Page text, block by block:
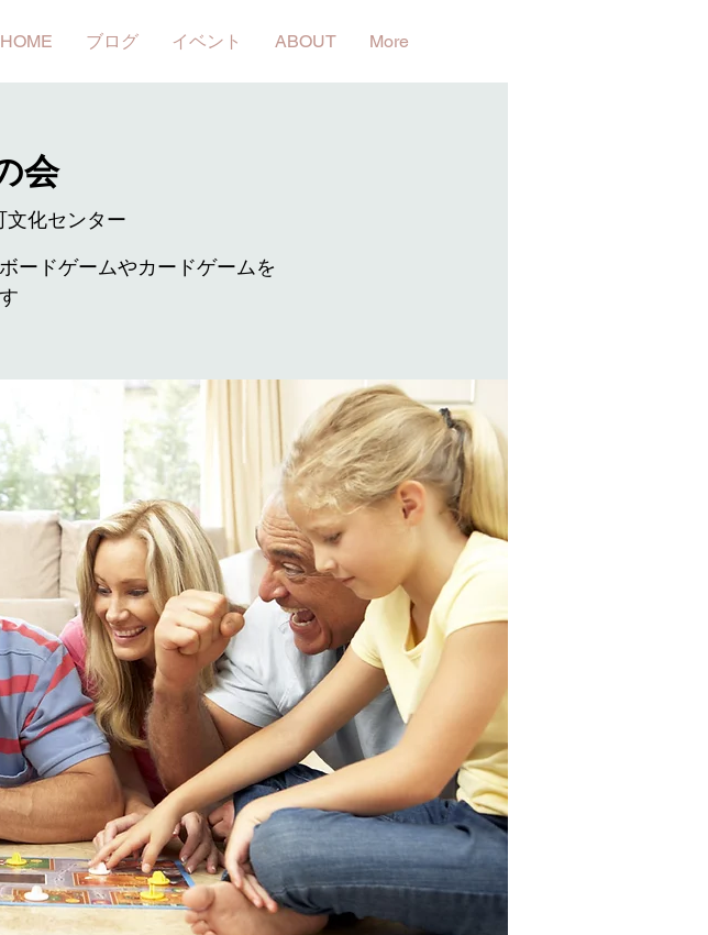
HOME ブログ イベント ABOUT More
会
文化センター
ードゲームやカードゲームを